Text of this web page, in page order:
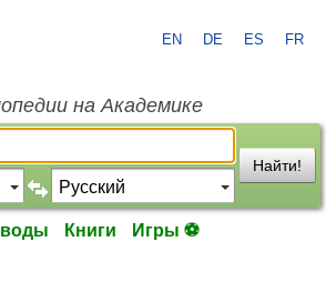
EN DE ES FR
на Академике
Найти!
Книги Игры ⚽